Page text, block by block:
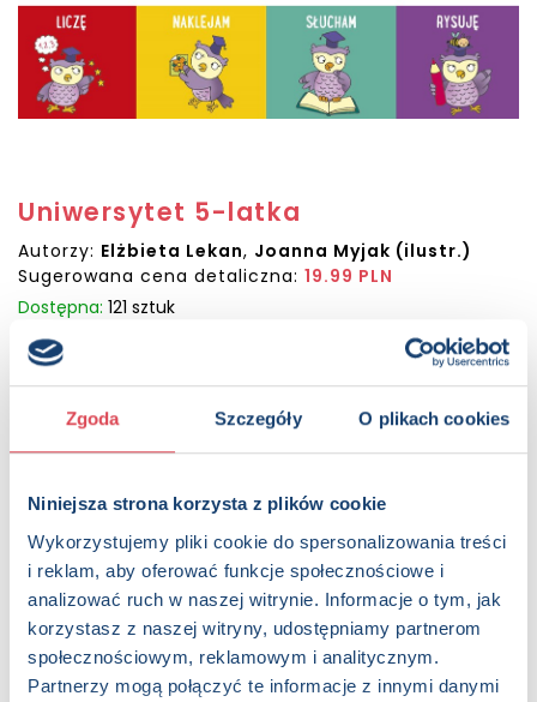
Zgoda Szczegóły O plikach cookies
Niniejsza strona korzysta z plików cookie
Wykorzystujemy pliki cookie do spersonalizowania treści
i reklam, aby oferować funkcje społecznościowe i
analizować ruch w naszej witrynie. Informacje o tym, jak
korzystasz z naszej witryny, udostępniamy partnerom
społecznościowym, reklamowym i analitycznym.
Partnerzy mogą połączyć te informacje z innymi danymi
Uniwersytet 5-latka
Autorzy: Elżbieta Lekan, Joanna Myjak (ilustr.)
Sugerowana cena detaliczna: 19.99 PLN
Dostępna: 121 sztuk
KUP NA SWIATKSIAZKI.PL
KUP NA KSIAZKI.PL
OPIS
Ta seria książek z ciekawymi zadaniami oraz naklejkami i
wkładkami do wycięcia pomoże dziecku utrwalić
podstawową wiedzę potrzebną na kolejnych etapach
edukacji przedszkolnej. Poziom trudności zadań jest
dostosowany do wieku dziecka, tak by kolorując, rysując po
śladzie, szukając różnic czy klasyfikując elementy według
wybranych cech, mogło ono rozwijać różne umiejętności: